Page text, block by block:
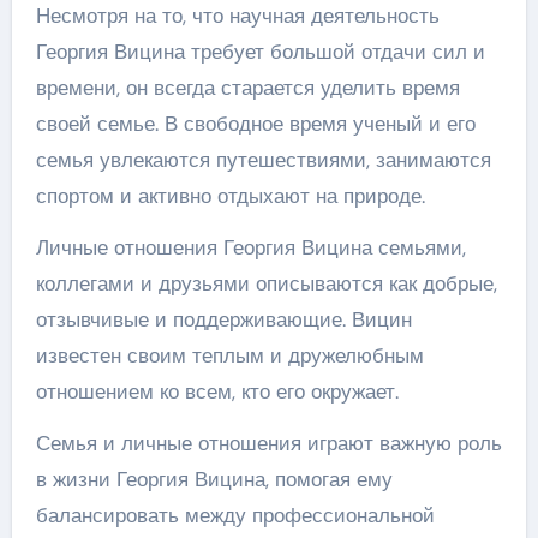
Несмотря на то, что научная деятельность
Георгия Вицина требует большой отдачи сил и
времени, он всегда старается уделить время
своей семье. В свободное время ученый и его
семья увлекаются путешествиями, занимаются
спортом и активно отдыхают на природе.
Личные отношения Георгия Вицина семьями,
коллегами и друзьями описываются как добрые,
отзывчивые и поддерживающие. Вицин
известен своим теплым и дружелюбным
отношением ко всем, кто его окружает.
Семья и личные отношения играют важную роль
в жизни Георгия Вицина, помогая ему
балансировать между профессиональной